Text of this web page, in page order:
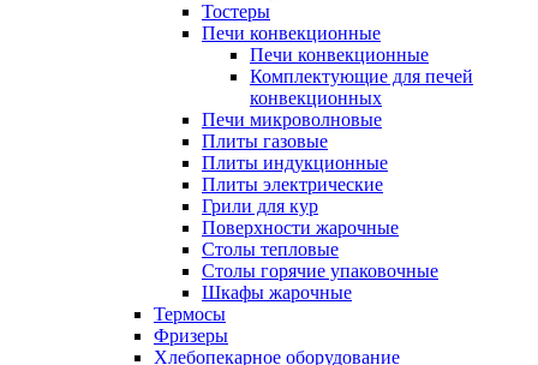
Тостеры
Печи конвекционные
Печи конвекционные
Комплектующие для печей
конвекционных
Печи микроволновые
Плиты газовые
Плиты индукционные
Плиты электрические
Грили для кур
Поверхности жарочные
Столы тепловые
Столы горячие упаковочные
Шкафы жарочные
Термосы
Фризеры
Хлебопекарное оборудование